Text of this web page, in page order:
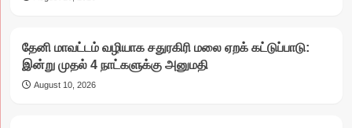
தேனி மாவட்டம் வழியாக சதுரகிரி மலை ஏறக் கட்டுப்பாடு:
இன்று முதல் 4 நாட்களுக்கு அனுமதி
August 10, 2026